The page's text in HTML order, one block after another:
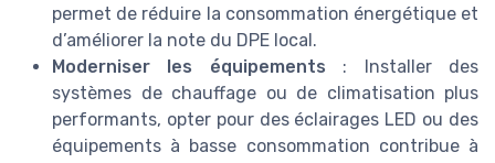
permet de réduire la consommation énergétique et
d’améliorer la note du DPE local.
Moderniser les équipements : Installer des
systèmes de chauffage ou de climatisation plus
performants, opter pour des éclairages LED ou des
équipements à basse consommation contribue à